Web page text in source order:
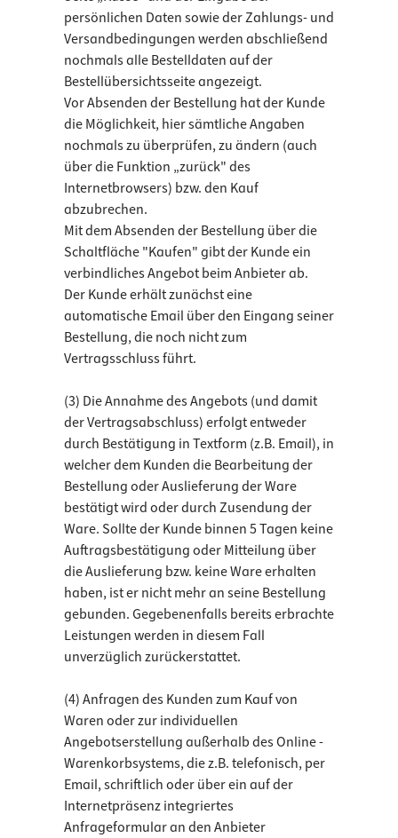
persönlichen Daten sowie der Zahlungs- und
Versandbedingungen werden abschließend
nochmals alle Bestelldaten auf der
Bestellübersichtsseite angezeigt.
Vor Absenden der Bestellung hat der Kunde
die Möglichkeit, hier sämtliche Angaben
nochmals zu überprüfen, zu ändern (auch
über die Funktion „zurück" des
Internetbrowsers) bzw. den Kauf
abzubrechen.
Mit dem Absenden der Bestellung über die
Schaltfläche "Kaufen" gibt der Kunde ein
verbindliches Angebot beim Anbieter ab.
Der Kunde erhält zunächst eine
automatische Email über den Eingang seiner
Bestellung, die noch nicht zum
Vertragsschluss führt.
(3) Die Annahme des Angebots (und damit
der Vertragsabschluss) erfolgt entweder
durch Bestätigung in Textform (z.B. Email), in
welcher dem Kunden die Bearbeitung der
Bestellung oder Auslieferung der Ware
bestätigt wird oder durch Zusendung der
Ware. Sollte der Kunde binnen 5 Tagen keine
Auftragsbestätigung oder Mitteilung über
die Auslieferung bzw. keine Ware erhalten
haben, ist er nicht mehr an seine Bestellung
gebunden. Gegebenenfalls bereits erbrachte
Leistungen werden in diesem Fall
unverzüglich zurückerstattet.
(4) Anfragen des Kunden zum Kauf von
Waren oder zur individuellen
Angebotserstellung außerhalb des Online -
Warenkorbsystems, die z.B. telefonisch, per
Email, schriftlich oder über ein auf der
Internetpräsenz integriertes
Anfrageformular an den Anbieter